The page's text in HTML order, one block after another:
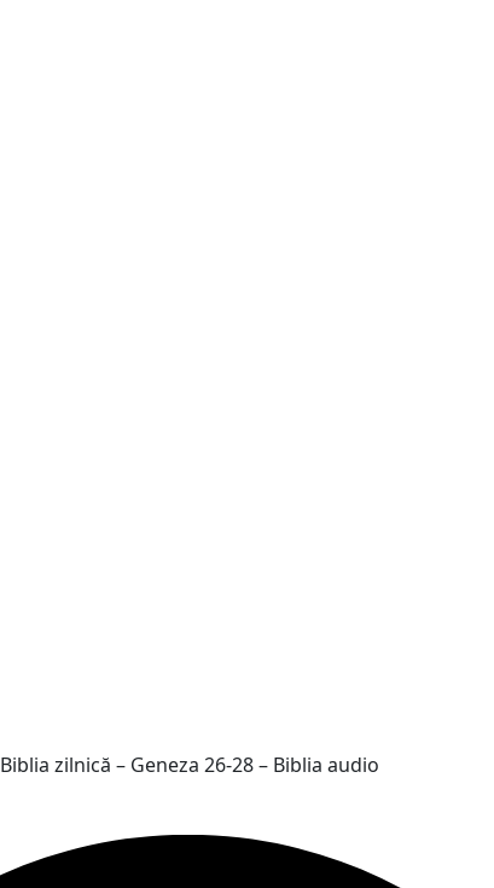
Biblia zilnică – Geneza 26-28 – Biblia audio